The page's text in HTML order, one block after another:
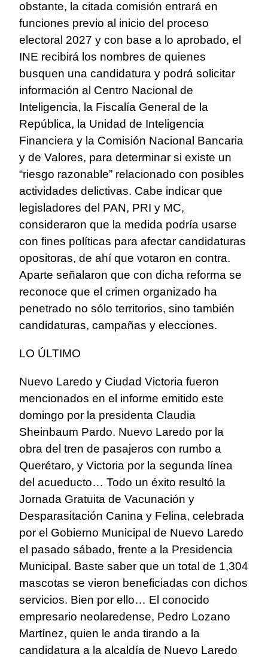
obstante, la citada comisión entrará en
funciones previo al inicio del proceso
electoral 2027 y con base a lo aprobado, el
INE recibirá los nombres de quienes
busquen una candidatura y podrá solicitar
información al Centro Nacional de
Inteligencia, la Fiscalía General de la
República, la Unidad de Inteligencia
Financiera y la Comisión Nacional Bancaria
y de Valores, para determinar si existe un
“riesgo razonable” relacionado con posibles
actividades delictivas. Cabe indicar que
legisladores del PAN, PRI y MC,
consideraron que la medida podría usarse
con fines políticas para afectar candidaturas
opositoras, de ahí que votaron en contra.
Aparte señalaron que con dicha reforma se
reconoce que el crimen organizado ha
penetrado no sólo territorios, sino también
candidaturas, campañas y elecciones.
LO ÚLTIMO
Nuevo Laredo y Ciudad Victoria fueron
mencionados en el informe emitido este
domingo por la presidenta Claudia
Sheinbaum Pardo. Nuevo Laredo por la
obra del tren de pasajeros con rumbo a
Querétaro, y Victoria por la segunda línea
del acueducto… Todo un éxito resultó la
Jornada Gratuita de Vacunación y
Desparasitación Canina y Felina, celebrada
por el Gobierno Municipal de Nuevo Laredo
el pasado sábado, frente a la Presidencia
Municipal. Baste saber que un total de 1,304
mascotas se vieron beneficiadas con dichos
servicios. Bien por ello… El conocido
empresario neolaredense, Pedro Lozano
Martínez, quien le anda tirando a la
candidatura a la alcaldía de Nuevo Laredo